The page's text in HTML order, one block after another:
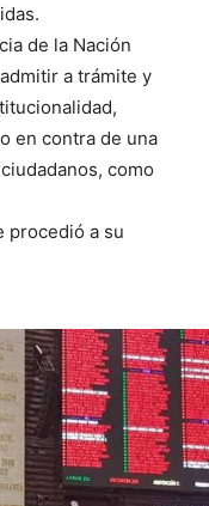
de la Nación
a trámite y
en contra de una
como
procedió a su